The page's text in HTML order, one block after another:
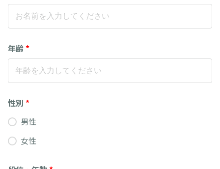
年齢 *
性別 *
男性
女性